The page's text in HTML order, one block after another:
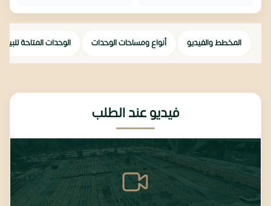
المخطط والفيديو أنواع ومساحات الوحدات الوحدات المتاحة للبيع
فيديو عند الطلب